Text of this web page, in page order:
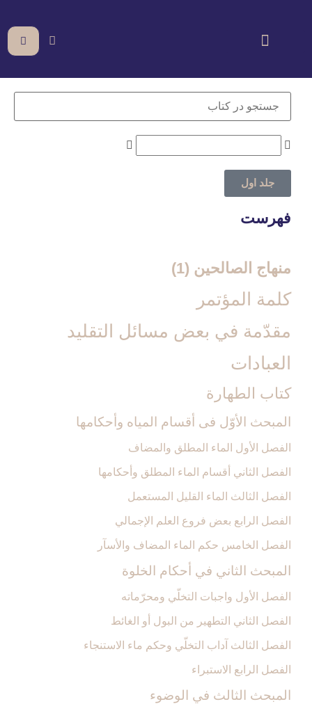
فهرست
جلد اول
منهاج الصالحین (1)
كلمة المؤتمر
مقدّمة في بعض مسائل التقليد
العبادات‏
كتاب الطهارة
المبحث الأوّل فى أقسام المياه وأحكامها
الفصل الأول الماء المطلق والمضاف‏
الفصل الثاني أقسام الماء المطلق وأحكامها
الفصل الثالث الماء القليل المستعمل‏
الفصل الرابع بعض فروع العلم الإجمالي‏
الفصل الخامس حكم الماء المضاف والأسآر
المبحث الثاني في أحكام الخلوة
الفصل الأول واجبات التخلّي ومحرّماته‏
الفصل الثاني التطهير من البول أو الغائط
الفصل الثالث آداب التخلّي وحكم ماء الاستنجاء
الفصل الرابع الاستبراء
المبحث الثالث في الوضوء